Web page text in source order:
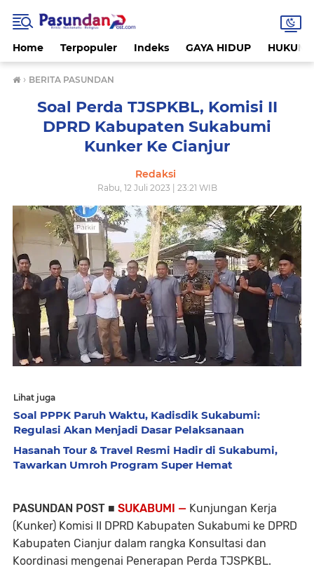
Home Terpopuler Indeks GAYA HIDUP HUKUM
› BERITA PASUNDAN
Soal Perda TJSPKBL, Komisi II
DPRD Kabupaten Sukabumi
Kunker Ke Cianjur
Redaksi
Rabu, 12 Juli 2023 | 23:21 WIB
Lihat juga
Soal PPPK Paruh Waktu, Kadisdik Sukabumi:
Regulasi Akan Menjadi Dasar Pelaksanaan
Hasanah Tour & Travel Resmi Hadir di Sukabumi,
Tawarkan Umroh Program Super Hemat
PASUNDAN POST ■ SUKABUMI — Kunjungan Kerja
(Kunker) Komisi II DPRD Kabupaten Sukabumi ke DPRD
Kabupaten Cianjur dalam rangka Konsultasi dan
Koordinasi mengenai Penerapan Perda TJSPKBL.